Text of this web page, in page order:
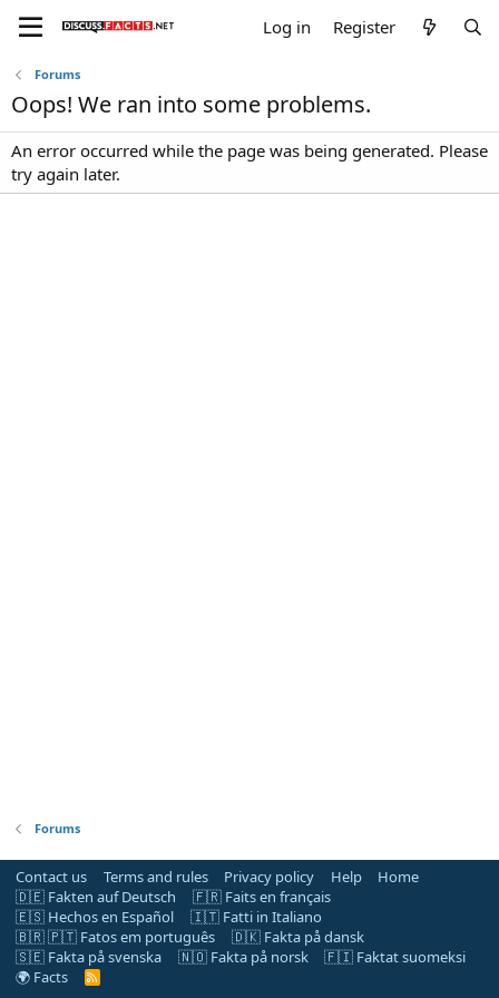
Log in Register
Forums
Oops! We ran into some problems.
An error occurred while the page was being generated. Please
try again later.
Forums
Contact us Terms and rules Privacy policy Help
Home
🇩🇪 Fakten auf Deutsch
🇫🇷 Faits en français
🇪🇸 Hechos en Español
🇮🇹 Fatti in Italiano
🇧🇷 🇵🇹 Fatos em português
🇩🇰 Fakta på dansk
🇸🇪 Fakta på svenska
🇳🇴 Fakta på norsk
🇫🇮 Faktat suomeksi
🌍 Facts
R